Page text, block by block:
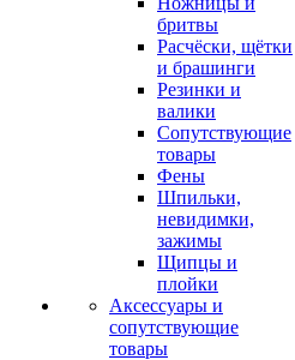
бритвы
Расчёски, щётки
и брашинги
Резинки и
валики
Сопутствующие
товары
Фены
Шпильки,
невидимки,
зажимы
Щипцы и
плойки
Аксессуары и
сопутствующие
товары